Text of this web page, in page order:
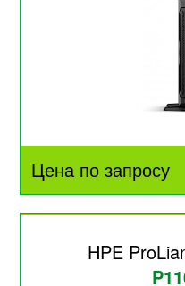
Цена по запросу
HPE